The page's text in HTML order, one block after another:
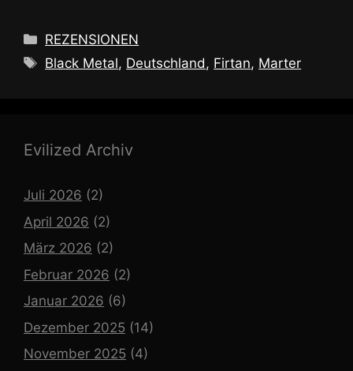
Kategorien
REZENSIONEN
Schlagwörter
Black Metal, Deutschland, Firtan, Marter
Evilized Archiv
Juli 2026 (2)
April 2026 (2)
März 2026 (2)
Februar 2026 (2)
Januar 2026 (6)
Dezember 2025 (14)
November 2025 (4)